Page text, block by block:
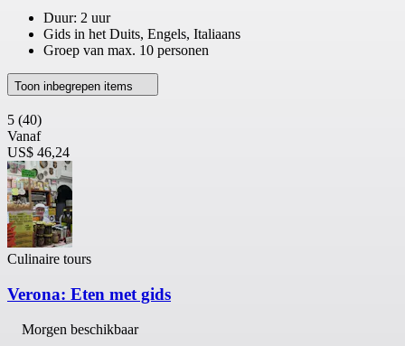
Duur: 2 uur
Gids in het Duits, Engels, Italiaans
Groep van max. 10 personen
Toon inbegrepen items
5 (40)
Vanaf
US$ 46,24
Culinaire tours
Verona: Eten met gids
Morgen beschikbaar